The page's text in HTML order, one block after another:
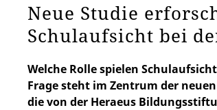
Neue Studie
Schulaufsicht bei
Welche Rolle spielen
Frage steht im Zentrum der
die von der Heraeus